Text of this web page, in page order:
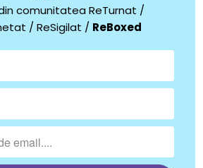
comunitatea ReTurnat /
/ ReSigilat / ReBoxed